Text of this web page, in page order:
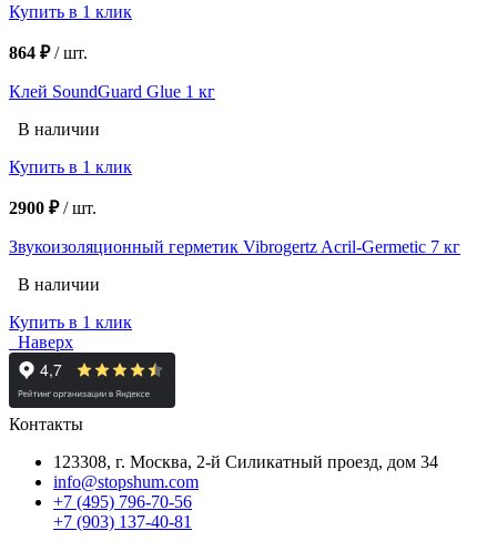
Купить в 1 клик
864 ₽/шт.
Клей SoundGuard Glue 1 кг
В наличии
Купить в 1 клик
2900 ₽/шт.
Звукоизоляционный герметик Vibrogertz Acril-Germetic 7 кг
В наличии
Купить в 1 клик
Наверх
Контакты
123308, г. Москва, 2-й Силикатный проезд, дом 34
info@stopshum.com
+7 (495) 796-70-56
+7 (903) 137-40-81